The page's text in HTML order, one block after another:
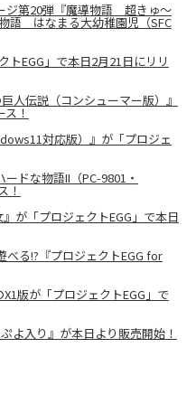
ジ第20弾『魔導物語 超きゅ～
語 はなまる大幼稚園児（SFC
トEGG」で本日2月21日にリリ
人伝説（コンシューマー版）』
！
対応版）』が「プロジェ
ードな物語II（PC-9801・
！
が「プロジェクトEGG」で本日
る!?『プロジェクトEGG for
版が「プロジェクトEGG」で
よ入り』が本日より販売開始！